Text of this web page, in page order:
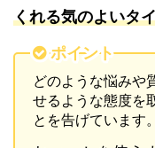
くれる気のよいタ
ポイント
どのような悩みや
せるような態度を
とを告げています。